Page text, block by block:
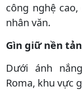
công nghệ
nhân văn.
Gìn giữ nền
Dưới ánh
Roma, khu vực